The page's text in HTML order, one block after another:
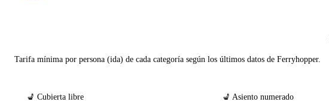
Tarifa mínima por persona (ida) de cada categoría según los últimos datos de Ferryhopper.
💺 Cubierta libre 💺 Asiento numerado